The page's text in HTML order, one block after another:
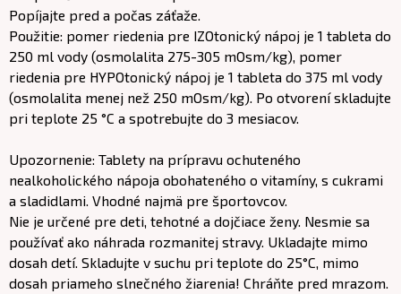
Popíjajte pred a počas záťaže.
Použitie: pomer riedenia pre IZOtonický nápoj je 1 tableta do
250 ml vody (osmolalita 275-305 mOsm/kg), pomer
riedenia pre HYPOtonický nápoj je 1 tableta do 375 ml vody
(osmolalita menej než 250 mOsm/kg). Po otvorení skladujte
pri teplote 25 °C a spotrebujte do 3 mesiacov.
Upozornenie: Tablety na prípravu ochuteného
nealkoholického nápoja obohateného o vitamíny, s cukrami
a sladidlami. Vhodné najmä pre športovcov.
Nie je určené pre deti, tehotné a dojčiace ženy. Nesmie sa
používať ako náhrada rozmanitej stravy. Ukladajte mimo
dosah detí. Skladujte v suchu pri teplote do 25°C, mimo
dosah priameho slnečného žiarenia! Chráňte pred mrazom.